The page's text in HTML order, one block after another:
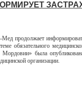
продолжает
обязательного
Мордовии» была
организации.